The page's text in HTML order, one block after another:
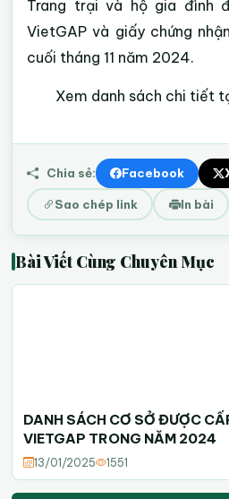
Trang trại và hộ gia đình
VietGAP và giấy chứng
cuối tháng 11 năm 2024.
Xem danh sách chi tiết
Chia sẻ: Facebook
Sao chép link In bài
Bài Viết Cùng Chuyên Mục
DANH SÁCH CƠ SỞ ĐƯỢC
VIETGAP TRONG NĂM 2024
13/01/2025 1551